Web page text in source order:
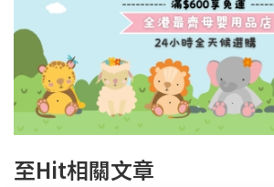
至Hit相關文章